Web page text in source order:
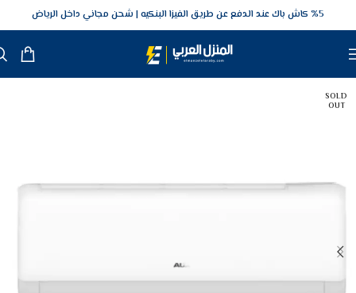
5‎% كاش باك عند الدفع عن طريق الفيزا البنكيه شحن مجاني داخل الرياض
SOLD
OUT